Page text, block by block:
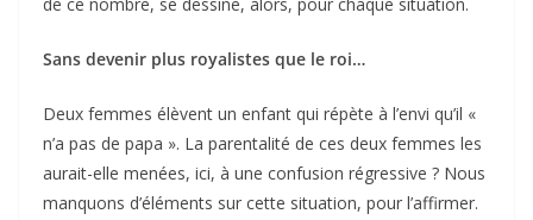
Sans devenir plus royalistes que le roi…
Deux femmes élèvent un enfant qui répète à l’envi qu’il «
n’a pas de papa ». La parentalité de ces deux femmes les
aurait-elle menées, ici, à une confusion régressive ? Nous
manquons d’éléments sur cette situation, pour l’affirmer.